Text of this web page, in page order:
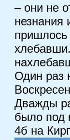
– они не
пришлось
Один раз
Дважды
было под
4б на